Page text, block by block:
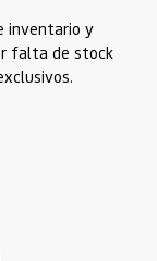
inventario y
falta de stock